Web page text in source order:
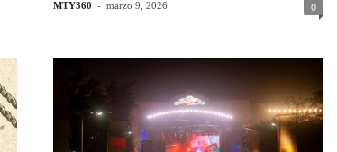
MTY360 - marzo 9, 2026 0